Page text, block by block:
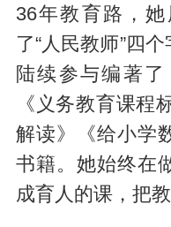
36年教育路，
了“人民教师”四
陆续参与编著了
《义务教育课程
解读》《给小学
书籍。她始终在
成育人的课，把